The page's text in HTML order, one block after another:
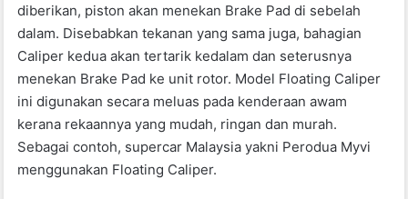
diberikan, piston akan menekan Brake Pad di sebelah
dalam. Disebabkan tekanan yang sama juga, bahagian
Caliper kedua akan tertarik kedalam dan seterusnya
menekan Brake Pad ke unit rotor. Model Floating Caliper
ini digunakan secara meluas pada kenderaan awam
kerana rekaannya yang mudah, ringan dan murah.
Sebagai contoh, supercar Malaysia yakni Perodua Myvi
menggunakan Floating Caliper.